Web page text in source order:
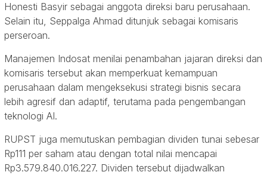
Honesti Basyir sebagai anggota direksi baru perusahaan.
Selain itu, Seppalga Ahmad ditunjuk sebagai komisaris
perseroan.
Manajemen Indosat menilai penambahan jajaran direksi dan
komisaris tersebut akan memperkuat kemampuan
perusahaan dalam mengeksekusi strategi bisnis secara
lebih agresif dan adaptif, terutama pada pengembangan
teknologi AI.
RUPST juga memutuskan pembagian dividen tunai sebesar
Rp111 per saham atau dengan total nilai mencapai
Rp3.579.840.016.227. Dividen tersebut dijadwalkan